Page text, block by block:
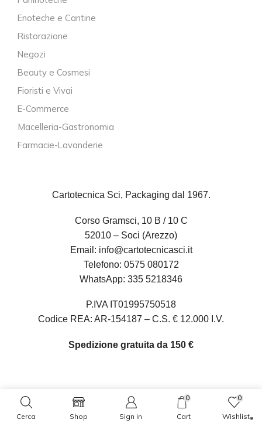
Cerca Shop Sign in
0
Cart
0
Wishlist
Enoteche e Cantine
Ristorazione
Negozi
Beauty e Cosmesi
Fioristi e Vivai
E-Commerce
Macelleria-Gastronomia
Farmacie-Lavanderie
Cartotecnica Sci, Packaging dal 1967.
Corso Gramsci, 10 B / 10 C
52010 – Soci (Arezzo)
Email: info@cartotecnicasci.it
Telefono: 0575 080172
WhatsApp: 335 5218346
P.IVA IT01995750518
Codice REA: AR-154187 – C.S. € 12.000 I.V.
Spedizione gratuita da 150 €
Oltre 10.000 clienti ci hanno già scelto